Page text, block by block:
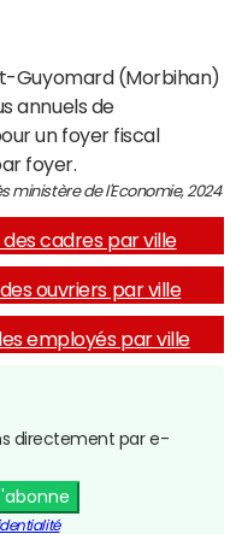
Guyomard (Morbihan)
annuels de
un foyer fiscal
foyer.
ministère de l'Economie, 2024
cadres par ville
ouvriers par ville
employés par ville
directement par e-